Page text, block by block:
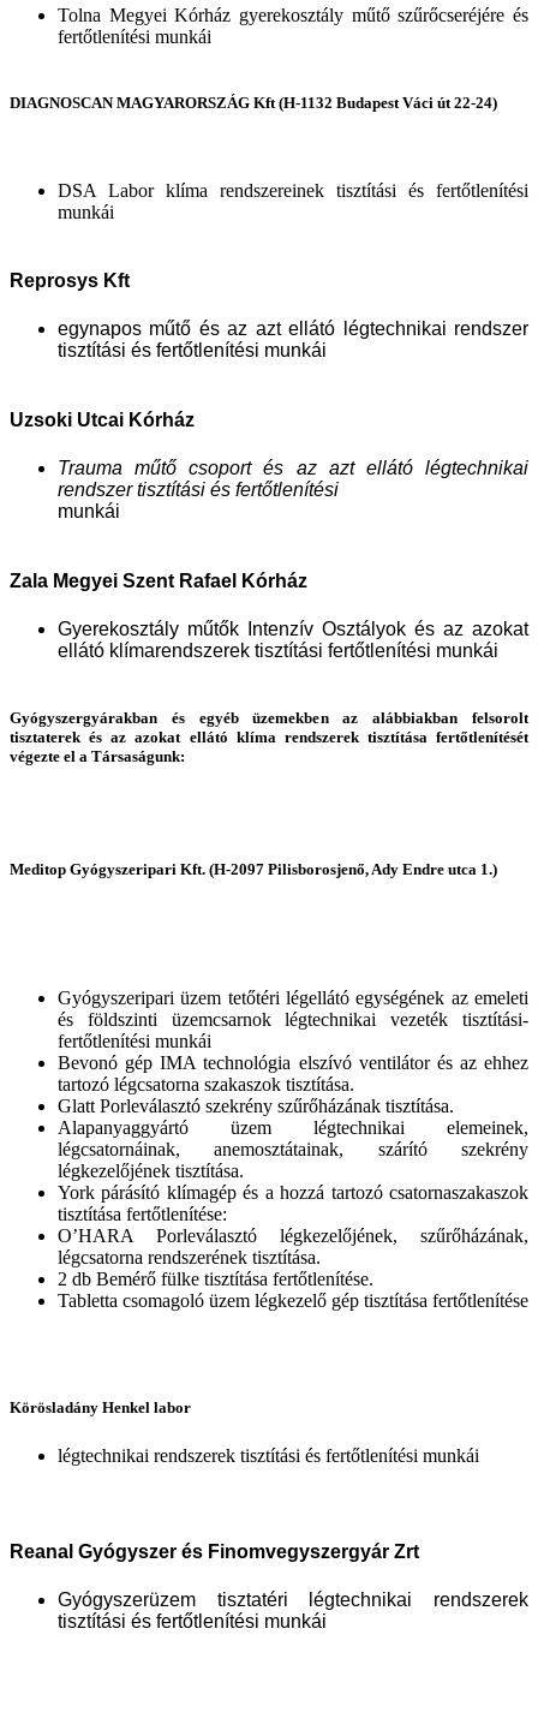
Tolna Megyei Kórház gyerekosztály műtő szűrőcseréjére és
fertőtlenítési munkái
DIAGNOSCAN MAGYARORSZÁG Kft (H-1132 Budapest Váci út 22-24)
DSA Labor klíma rendszereinek tisztítási és fertőtlenítési
munkái
Reprosys Kft
egynapos műtő és az azt ellátó légtechnikai rendszer
tisztítási és fertőtlenítési munkái
Uzsoki Utcai Kórház
Trauma műtő csoport és az azt ellátó légtechnikai
rendszer tisztítási és fertőtlenítési
munkái
Zala Megyei Szent Rafael Kórház
Gyerekosztály műtők Intenzív Osztályok és az azokat
ellátó klímarendszerek tisztítási fertőtlenítési munkái
Gyógyszergyárakban és egyéb üzemekben az alábbiakban felsorolt
tisztaterek és az azokat ellátó klíma rendszerek tisztítása fertőtlenítését
végezte el a Társaságunk:
Meditop Gyógyszeripari Kft. (H-2097 Pilisborosjenő, Ady Endre utca 1.)
Gyógyszeripari üzem tetőtéri légellátó egységének az emeleti
és földszinti üzemcsarnok légtechnikai vezeték tisztítási-
fertőtlenítési munkái
Bevonó gép IMA technológia elszívó ventilátor és az ehhez
tartozó légcsatorna szakaszok tisztítása.
Glatt Porleválasztó szekrény szűrőházának tisztítása.
Alapanyaggyártó üzem légtechnikai elemeinek,
légcsatornáinak, anemosztátainak, szárító szekrény
légkezelőjének tisztítása.
York párásító klímagép és a hozzá tartozó csatornaszakaszok
tisztítása fertőtlenítése:
O’HARA Porleválasztó légkezelőjének, szűrőházának,
légcsatorna rendszerének tisztítása.
2 db Bemérő fülke tisztítása fertőtlenítése.
Tabletta csomagoló üzem légkezelő gép tisztítása fertőtlenítése
Körösladány Henkel labor
légtechnikai rendszerek tisztítási és fertőtlenítési munkái
Reanal Gyógyszer és Finomvegyszergyár Zrt
Gyógyszerüzem tisztatéri
légtechnikai rendszerek
tisztítási és fertőtlenítési munkái